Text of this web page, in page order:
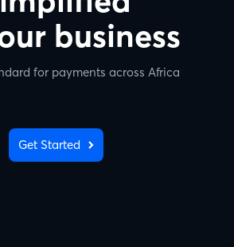
business
for payments across Africa
Get Started